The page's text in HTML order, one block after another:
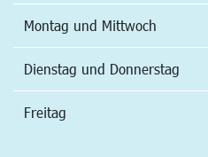
Montag und Mittwoch
Dienstag und Donnerstag
Freitag